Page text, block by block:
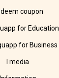
coupon
for Education
for Business
I media